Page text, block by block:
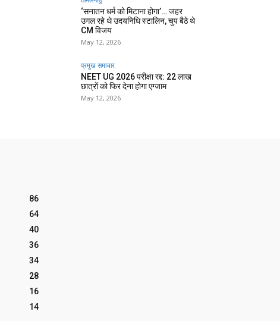
‘सनातन धर्म को मिटाना होगा’… जहर
उगल रहे थे उदयनिधि स्टालिन, चुप बैठे थे
CM विजय
May 12, 2026
प्रमुख समाचार‎
NEET UG 2026 परीक्षा रद्द: 22 लाख
छात्रों को फिर देना होगा एग्जाम
May 12, 2026
86
64
40
36
34
28
16
14